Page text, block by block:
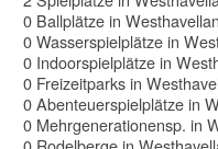
0 Ballplätze in
0 Wasserspielplätze in
0 Indoorspielplätze in
0 Freizeitparks in
0 Abenteuerspielplätze in
0 Mehrgenerationensp. in